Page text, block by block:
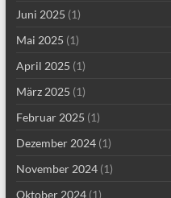
Juni 2025 (1)
Mai 2025 (1)
April 2025 (1)
März 2025 (1)
Februar 2025 (1)
Dezember 2024(1)
November 2024(1)
Oktober 2024(1)